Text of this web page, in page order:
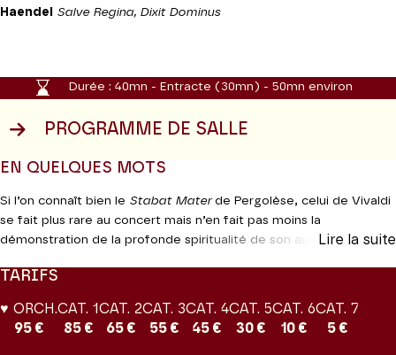
Haendel
Salve Regina, Dixit Dominus
Durée : 40mn - Entracte (30mn) - 50mn environ
PROGRAMME DE SALLE
EN QUELQUES MOTS
Si l’on connaît bien le Stabat Materde Pergolèse, celui de Vivaldi
se fait plus rare au concert mais n’en fait pas moins la
démonstration de la profonde spiritualité de son auteur. LeSalve
du premier séjour italien de Haendel à Rome en 1707. Voici donc
pages sacrées du répertoire baroque. Marc Minkowski, l’un des
chefs haendéliens les plus inspirés, et ses musiciens, devraient
Lire la suite
TARIFS
♥ ORCH.
95 €
CAT. 1
85 €
CAT. 2
65 €
CAT. 3
55 €
CAT. 4
45 €
CAT. 5
30 €
CAT. 6
10 €
CAT. 7
5 €